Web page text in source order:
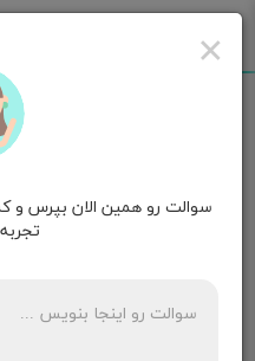
مامان شهسان ۱ سالگی
خوبی نداره و وزنش زیر
×